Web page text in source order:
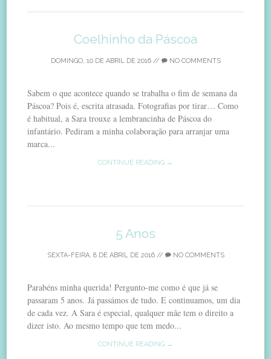
Coelhinho da Páscoa
DOMINGO, 10 DE ABRIL DE 2016// NO COMMENTS
Sabem o que acontece quando se trabalha o fim de semana da
Páscoa? Pois é, escrita atrasada. Fotografias por tirar… Como
é habitual, a Sara trouxe a lembrancinha de Páscoa do
infantário. Pediram a minha colaboração para arranjar uma
marca...
CONTINUE READING →
5 Anos
SEXTA-FEIRA, 8 DE ABRIL DE 2016// NO COMMENTS
Parabéns minha querida! Pergunto-me como é que já se
passaram 5 anos. Já passámos de tudo. E continuamos, um dia
de cada vez. A Sara é especial, qualquer mãe tem o direito a
dizer isto. Ao mesmo tempo que tem medo...
CONTINUE READING →